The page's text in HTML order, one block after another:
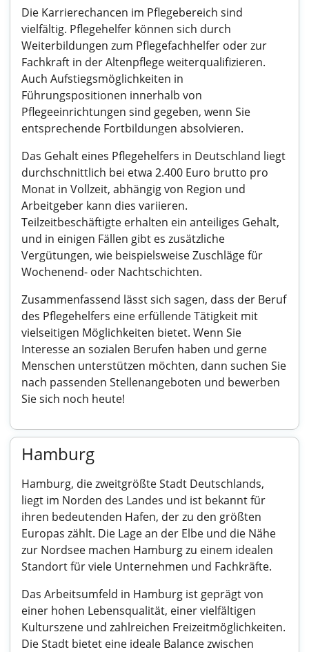
Die Karrierechancen im Pflegebereich sind
vielfältig. Pflegehelfer können sich durch
Weiterbildungen zum Pflegefachhelfer oder zur
Fachkraft in der Altenpflege weiterqualifizieren.
Auch Aufstiegsmöglichkeiten in
Führungspositionen innerhalb von
Pflegeeinrichtungen sind gegeben, wenn Sie
entsprechende Fortbildungen absolvieren.
Das Gehalt eines Pflegehelfers in Deutschland liegt
durchschnittlich bei etwa 2.400 Euro brutto pro
Monat in Vollzeit, abhängig von Region und
Arbeitgeber kann dies variieren.
Teilzeitbeschäftigte erhalten ein anteiliges Gehalt,
und in einigen Fällen gibt es zusätzliche
Vergütungen, wie beispielsweise Zuschläge für
Wochenend- oder Nachtschichten.
Zusammenfassend lässt sich sagen, dass der Beruf
des Pflegehelfers eine erfüllende Tätigkeit mit
vielseitigen Möglichkeiten bietet. Wenn Sie
Interesse an sozialen Berufen haben und gerne
Menschen unterstützen möchten, dann suchen Sie
nach passenden Stellenangeboten und bewerben
Sie sich noch heute!
Hamburg
Hamburg, die zweitgrößte Stadt Deutschlands,
liegt im Norden des Landes und ist bekannt für
ihren bedeutenden Hafen, der zu den größten
Europas zählt. Die Lage an der Elbe und die Nähe
zur Nordsee machen Hamburg zu einem idealen
Standort für viele Unternehmen und Fachkräfte.
Das Arbeitsumfeld in Hamburg ist geprägt von
einer hohen Lebensqualität, einer vielfältigen
Kulturszene und zahlreichen Freizeitmöglichkeiten.
Die Stadt bietet eine ideale Balance zwischen